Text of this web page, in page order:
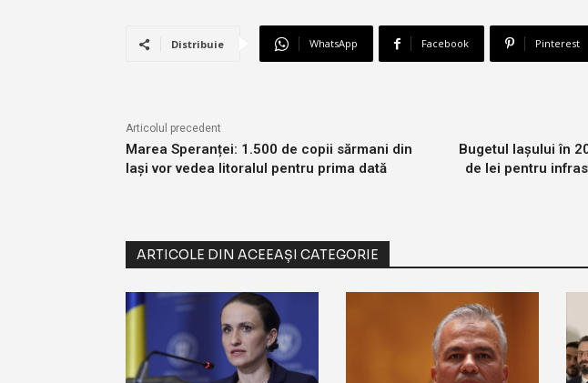
Distribuie WhatsApp Facebook Pinterest
Articolul precedent
Marea Speranței: 1.500 de copii sărmani din
Iași vor vedea litoralul pentru prima dată
Bugetul Iașului în
de lei pentru
ARTICOLE DIN ACEEAȘI CATEGORIE